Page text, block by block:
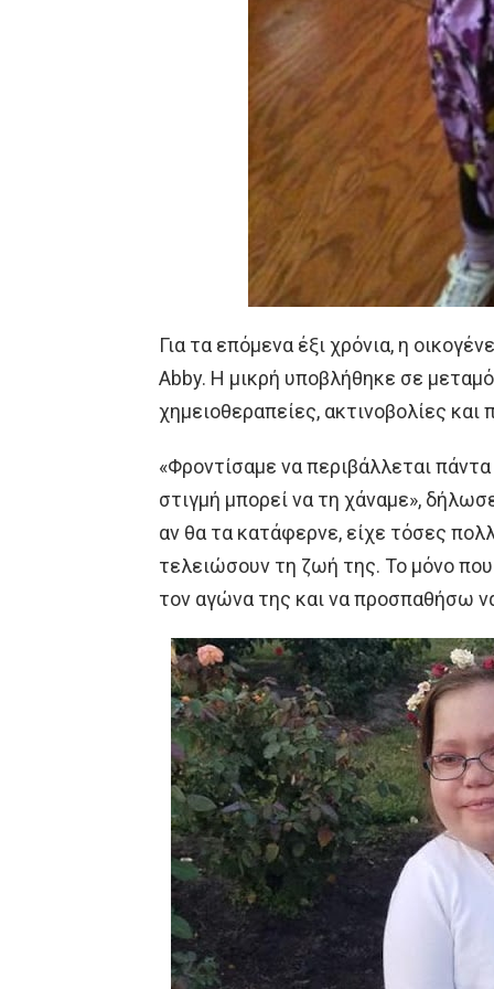
Για τα επόμενα έξι χρόνια, η
Abby. Η μικρή υποβλήθηκε σε
χημειοθεραπείες, ακτινοβολίες
«Φροντίσαμε να περιβάλλεται
στιγμή μπορεί να τη χάναμε»,
αν θα τα κατάφερνε, είχε τόσες
τελειώσουν τη ζωή της. Το μόνο
τον αγώνα της και να προσπαθήσω